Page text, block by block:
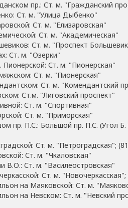
пр.: Ст. м. "Гражданский
Ст. м. "Улица Дыбенко"
Ст. м. "Елизаровская"
Ст. м. "Академическая"
Ст. м. "Проспект
Ст. м. "Озерки"
Ст. м. "Пионерская"
Ст. м. "Пионерская"
Ст. м. "Комендантский
Ст.м. "Лиговский проспект"
Ст. м. "Спортивная"
Ст. м. "Приморская"
пр. П.С.: Большой пр. П.С. (Угол
Ст. м. "Петроградская";
Ст. м. "Чкаловская"
В.О.: Ст. м. "Василеостровская"
Ст. м.
на Маяковской: Ст. м.
на Невском: Ст. м. "Невcкий